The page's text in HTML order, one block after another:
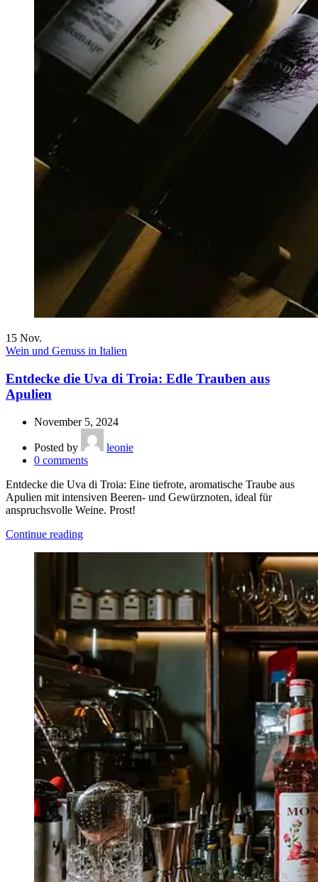
15 Nov.
Wein und Genuss in Italien
Entdecke die Uva di Troia: Edle Trauben aus
Apulien
November 5, 2024
Posted by
leonie
0 comments
Entdecke die Uva di Troia: Eine tiefrote, aromatische Traube aus
Apulien mit intensiven Beeren- und Gewürznoten, ideal für
anspruchsvolle Weine. Prost!
Continue reading